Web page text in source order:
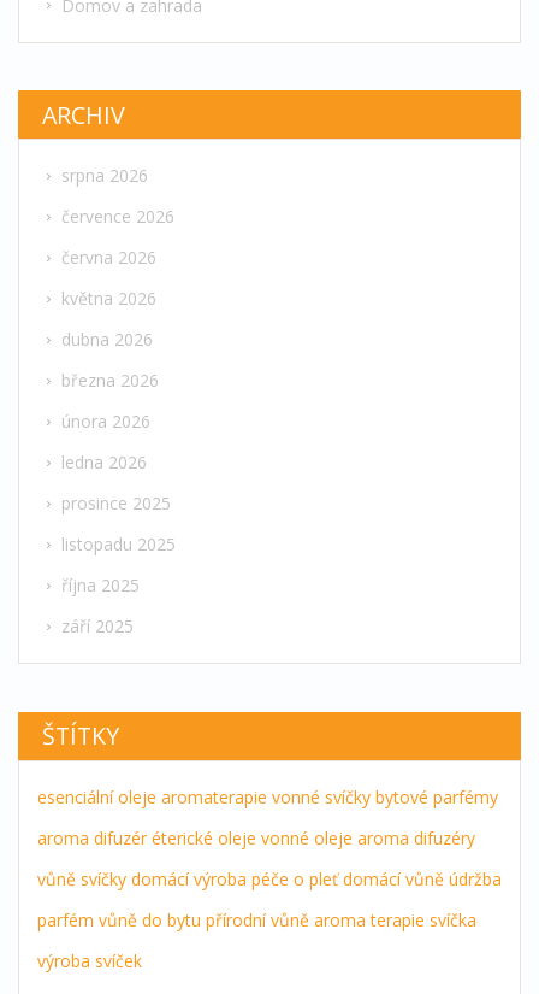
Domov a zahrada
ARCHIV
srpna 2026
července 2026
června 2026
května 2026
dubna 2026
března 2026
února 2026
ledna 2026
prosince 2025
listopadu 2025
října 2025
září 2025
ŠTÍTKY
esenciální oleje aromaterapie vonné svíčky bytové parfémy
aroma difuzér éterické oleje vonné oleje aroma difuzéry
vůně svíčky domácí výroba péče o pleť domácí vůně údržba
parfém vůně do bytu přírodní vůně aroma terapie svíčka
výroba svíček